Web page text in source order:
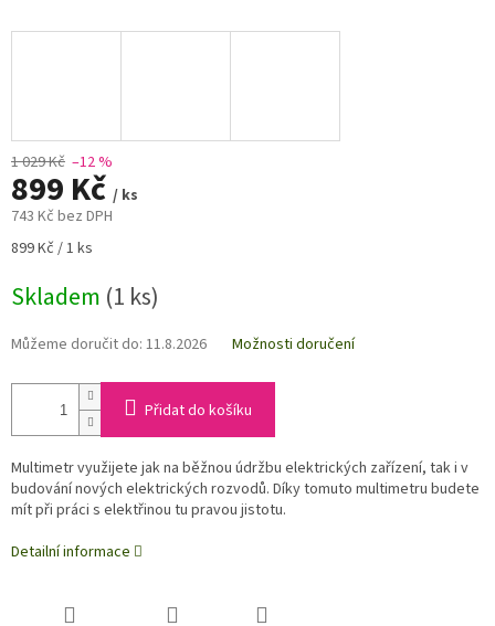
1 029 Kč –12 %
899 Kč / ks
743 Kč bez DPH
Měrná
899 Kč / 1 ks
Skladem (1 ks)
Můžeme doručit do: 11.8.2026 Možnosti doručení
Přidat do košíku
Multimetr využijete jak na běžnou údržbu elektrických zařízení, tak i v
budování nových elektrických rozvodů. Díky tomuto multimetru budete
mít při práci s elektřinou tu pravou jistotu.
Detailní informace